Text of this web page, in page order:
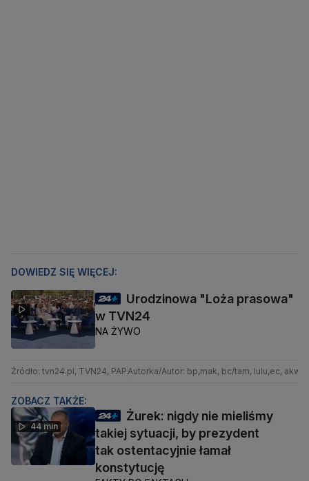
DOWIEDZ SIĘ WIĘCEJ:
Urodzinowa "Loża prasowa"
w TVN24
NA ŻYWO
Źródło: tvn24.pl, TVN24, PAP Autorka/Autor: bp,mak, bc/tam, lulu,ec, akw
ZOBACZ TAKŻE:
44 min
Żurek: nigdy nie mieliśmy
takiej sytuacji, by prezydent
tak ostentacyjnie łamał
konstytucję